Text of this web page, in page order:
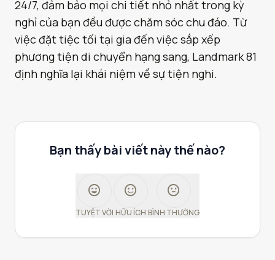
24/7, đảm bảo mọi chi tiết nhỏ nhất trong kỳ
nghỉ của bạn đều được chăm sóc chu đáo. Từ
việc đặt tiệc tối tại gia đến việc sắp xếp
phương tiện di chuyển hạng sang, Landmark 81
định nghĩa lại khái niệm về sự tiện nghi.
Bạn thấy bài viết này thế nào?
sentiment_very_satisfied
TUYỆT VỜI
sentiment_satisfied
HỮU ÍCH
sentiment_neutral
BÌNH THƯỜNG